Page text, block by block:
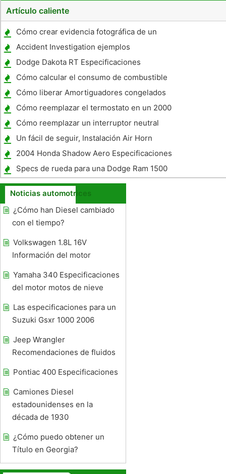
Artículo caliente
Cómo crear evidencia fotográfica de un
accidente de coche
Accident Investigation ejemplos
Dodge Dakota RT Especificaciones
Cómo calcular el consumo de combustible
Cómo liberar Amortiguadores congelados
Cómo reemplazar el termostato en un 2000
Chrysler Sebring Convertible
Cómo reemplazar un interruptor neutral
que no se mueva fuera del parque en un 97
Tahoe
Un fácil de seguir, Instalación Air Horn
2004 Honda Shadow Aero Especificaciones
Specs de rueda para una Dodge Ram 1500
2006
Noticias automotrices
¿Cómo han Diesel cambiado
con el tiempo?
Volkswagen 1.8L 16V
Información del motor
Yamaha 340 Especificaciones
del motor motos de nieve
Las especificaciones para un
Suzuki Gsxr 1000 2006
Jeep Wrangler
Recomendaciones de fluidos
Pontiac 400 Especificaciones
Camiones Diesel
estadounidenses en la
década de 1930
¿Cómo puedo obtener un
Título en Georgia?